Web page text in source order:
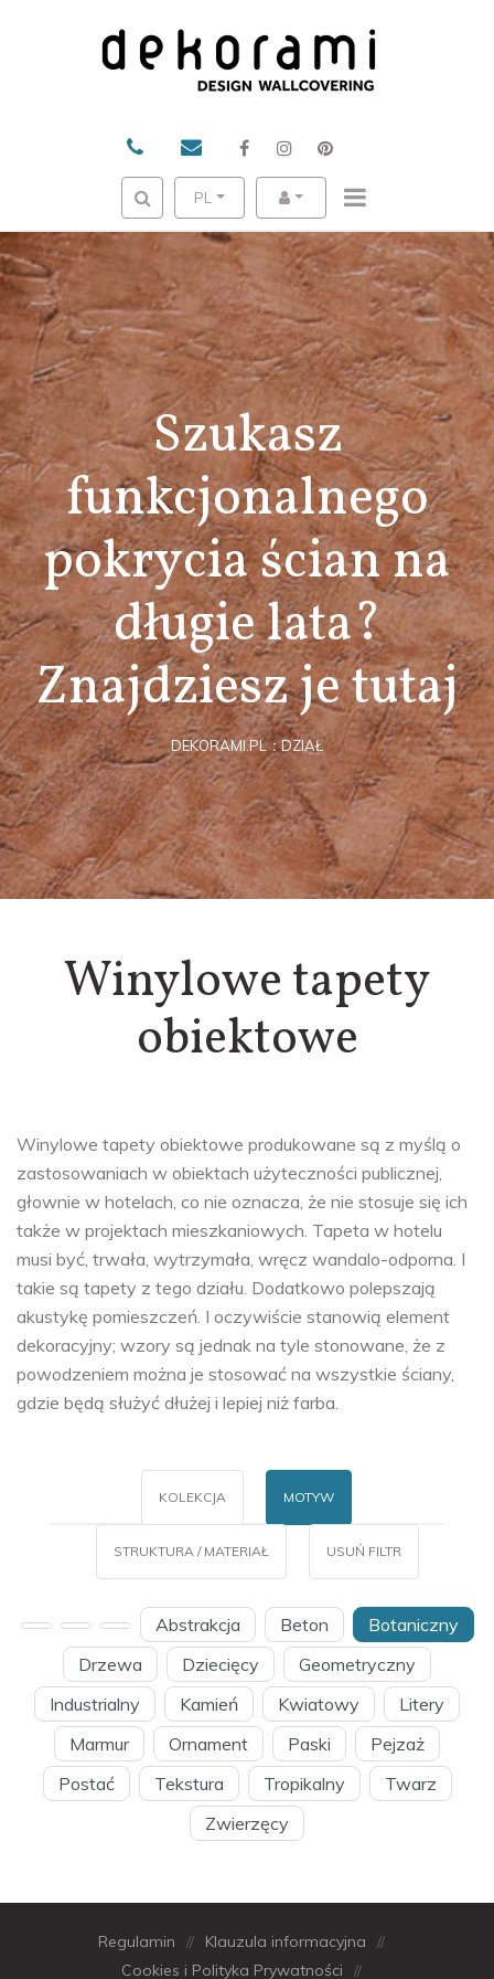
PL
Szukasz
funkcjonalnego
pokrycia ścian na
długie lata?
Znajdziesz je tutaj
DEKORAMI.PL DZIAŁ
Winylowe tapety
obiektowe
Winylowe tapety obiektowe produkowane są z myślą o
zastosowaniach w obiektach użyteczności publicznej,
głownie w hotelach, co nie oznacza, że nie stosuje się ich
także w projektach mieszkaniowych. Tapeta w hotelu
musi być, trwała, wytrzymała, wręcz wandalo-odporna. I
takie są tapety z tego działu. Dodatkowo polepszają
akustykę pomieszczeń. I oczywiście stanowią element
dekoracyjny; wzory są jednak na tyle stonowane, że z
powodzeniem można je stosować na wszystkie ściany,
gdzie będą służyć dłużej i lepiej niż farba.
KOLEKCJA MOTYW
STRUKTURA / MATERIAŁ USUŃ FILTR
Abstrakcja Beton
Botaniczny
Drzewa
Dziecięcy
Geometryczny
Industrialny
Kamień Kwiatowy
Litery
Marmur
Ornament Paski
Pejzaż
Postać
Tekstura Tropikalny
Twarz
Zwierzęcy
Regulamin // Klauzula informacyjna
//
Cookies i Polityka Prywatności
//